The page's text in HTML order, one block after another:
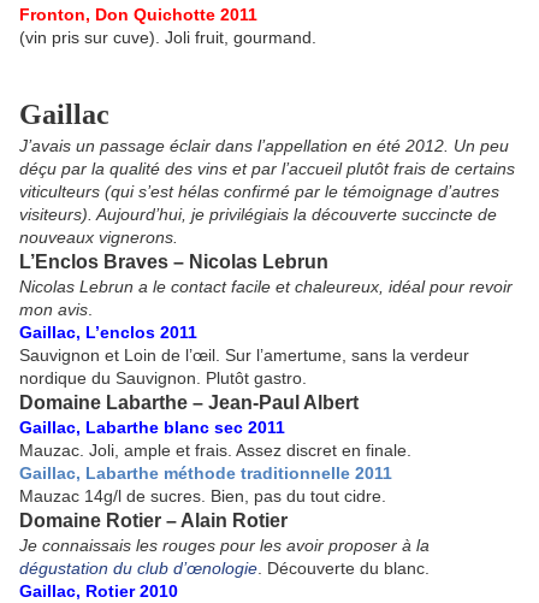
Fronton, Don Quichotte 2011
(vin pris sur cuve). Joli fruit, gourmand.
Gaillac
J’avais un passage éclair dans l’appellation en été 2012. Un peu
déçu par la qualité des vins et par l’accueil plutôt frais de certains
viticulteurs (qui s’est hélas confirmé par le témoignage d’autres
visiteurs). Aujourd’hui, je privilégiais la découverte succincte de
nouveaux vignerons.
L’Enclos Braves – Nicolas Lebrun
Nicolas Lebrun a le contact facile et chaleureux, idéal pour revoir
mon avis
Gaillac, L’enclos 2011
Sauvignon et Loin de l’œil. Sur l’amertume, sans la verdeur
nordique du Sauvignon. Plutôt gastro.
Domaine Labarthe – Jean-Paul Albert
Gaillac, Labarthe blanc sec 2011
Mauzac. Joli, ample et frais. Assez discret en finale.
Gaillac, Labarthe méthode traditionnelle 2011
Mauzac 14g/l de sucres. Bien, pas du tout cidre.
Domaine Rotier – Alain Rotier
Je connaissais les rouges pour les avoir proposer à la
dégustation du club d’œnologie . Découverte du blanc.
Gaillac, Rotier 2010